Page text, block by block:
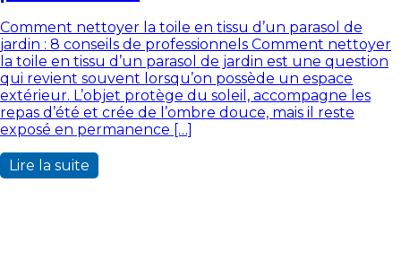
Comment nettoyer la toile en tissu d’un parasol de
jardin : 8 conseils de professionnels Comment nettoyer
la toile en tissu d’un parasol de jardin est une question
qui revient souvent lorsqu’on possède un espace
extérieur. L’objet protège du soleil, accompagne les
repas d’été et crée de l’ombre douce, mais il reste
exposé en permanence […]
Lire la suite